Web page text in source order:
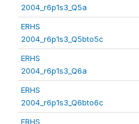
2004_r6p1s3_Q5a
ERHS
2004_r6p1s3_Q5bto5c
ERHS
2004_r6p1s3_Q6a
ERHS
2004_r6p1s3_Q6bto6c
ERHS